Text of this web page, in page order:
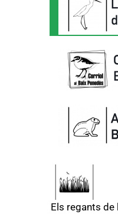
Els regants de